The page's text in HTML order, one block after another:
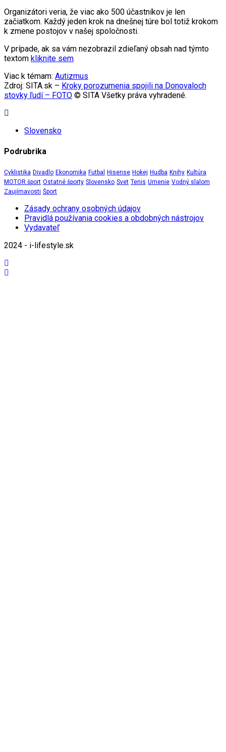
Organizátori veria, že viac ako 500 účastníkov je len
začiatkom. Každý jeden krok na dnešnej túre bol totiž krokom
k zmene postojov v našej spoločnosti.
V prípade, ak sa vám nezobrazil zdieľaný obsah nad týmto
textom kliknite sem
Viac k témam: Autizmus
Zdroj: SITA.sk – Kroky porozumenia spojili na Donovaloch
stovky ľudí – FOTO © SITA Všetky práva vyhradené.
Slovensko
Podrubrika
Cyklistika Divadlo Ekonomika Futbal Hisense Hokej Hudba Knihy Kultúra
MOTOR šport Ostatné športy Slovensko Svet Tenis Umenie Vodný slalom
Zaujímavosti Šport
Zásady ochrany osobných údajov
Pravidlá používania cookies a obdobných nástrojov
Vydavateľ
2024 - i-lifestyle.sk